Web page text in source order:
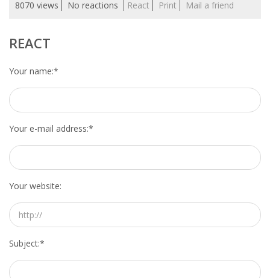
8070 views No reactions React Print Mail a friend
REACT
Your name:*
Your e-mail address:*
Your website:
Subject:*